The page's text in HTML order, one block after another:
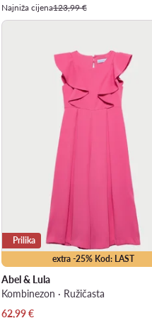
Najniža cijena123,99 €
extra -25% Kod: LAST
Prilika
Abel & Lula
Kombinezon · Ružičasta
Trenutna cijena
62,99€